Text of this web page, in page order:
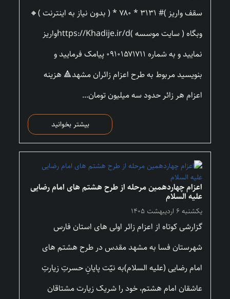
سقف واریز )# ۳۱۳۱ * ۷۸۰ * ( بدون نیاز به اینترنت )🔸
وبگاه ( سایت موسسه )https://Khadije.ir/dواریز
نمایید و به شماره ۰۹۱۰۱۵۷۱۷۱۱ پیامک فرمایید و
بنویسید مربوط به طرح اعزام زائران مشهد🔺 هزینه
اعزام هر زائر حدود سه میلیون تومان...
بیشتر بخوانید
اعزام چهاردهمین مرحله از طرح هشتم های امام رضایی
علیه السلام
یکشنبه ۶ اردیبهشت ۱۴۰۵
گزارشی کوتاه از اعزام زائر اولی های استان فارس
شهرستان فسا به مشهد مقدس در طرح هشتم های
امام رضایی (علیه السلام)به نیّت پایانِ حسرتِ زیارتِ
عاشقان امام هشتم، خود را شریک زیارت مشتاقان